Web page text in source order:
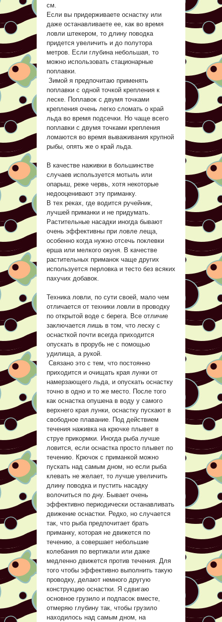
см.
Если вы придерживаете оснастку или
даже останавливаете ее, как во время
ловли штекером, то длину поводка
придется увеличить и до полутора
метров. Если глубина небольшая, то
можно использовать стационарные
поплавки.
Зимой я предпочитаю применять
поплавки с одной точкой крепления к
леске. Поплавок с двумя точками
крепления очень легко сломать о край
льда во время подсечки. Но чаще всего
поплавки с двумя точками крепления
ломаются во время вываживания крупной
рыбы, опять же о край льда.
В качестве наживки в большинстве
случаев используется мотыль или
опарыш, реже червь, хотя некоторые
недооценивают эту приманку.
В тех реках, где водится ручейник,
лучшей приманки и не придумать.
Растительные насадки иногда бывают
очень эффективны при ловле леща,
особенно когда нужно отсечь поклевки
ерша или мелкого окуня. В качестве
растительных приманок чаще других
используется перловка и тесто без всяких
пахучих добавок.
Техника ловли, по сути своей, мало чем
отличается от техники ловли в проводку
по открытой воде с берега. Все отличие
заключается лишь в том, что леску с
оснасткой почти всегда приходится
опускать в прорубь не с помощью
удилища, а рукой.
Связано это с тем, что постоянно
приходится и очищать края лунки от
намерзающего льда, и опускать оснастку
точно в одно и то же место. После того
как оснастка опушена в воду у самого
верхнего края лунки, оснастку пускают в
свободное плавание. Под действием
течения наживка на крючке плывет в
струе прикормки. Иногда рыба лучше
ловится, если оснастка просто плывет по
течению. Крючок с приманкой можно
пускать над самым дном, но если рыба
клевать не желает, то лучше увеличить
длину поводка и пустить насадку
волочиться по дну. Бывает очень
эффективно периодически останавливать
движение оснастки. Редко, но случается
так, что рыба предпочитает брать
приманку, которая не движется по
течению, а совершает небольшие
колебания по вертикали или даже
медленно движется против течения. Для
того чтобы эффективно выполнить такую
проводку, делают немного другую
конструкцию оснастки. Я сдвигаю
основное грузило и подпасок вместе,
отмеряю глубину так, чтобы грузило
находилось над самым дном, на